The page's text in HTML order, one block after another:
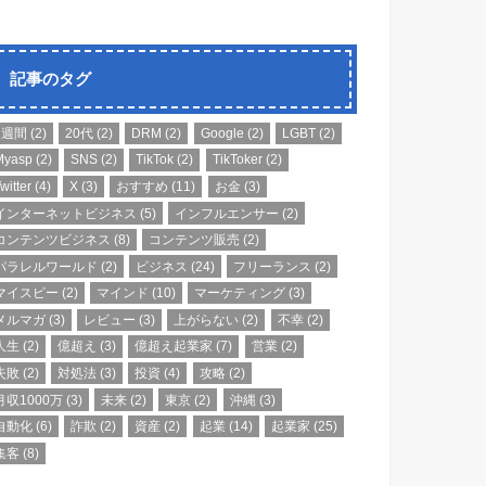
記事のタグ
間 (2) 20代 (2) DRM (2) Google (2) LGBT(2)
(2) SNS (2) TikTok (2) TikToker(2)
(4) X (3) おすすめ (11) お金 (3)
ンターネットビジネス (5) インフルエンサー (2)
ンテンツビジネス (8) コンテンツ販売 (2)
ラレルワールド (2) ビジネス (24) フリーランス (2)
イスピー (2) マインド (10) マーケティング (3)
ルマガ (3) レビュー (3) 上がらない (2) 不幸(2)
生 (2) 億超え (3) 億超え起業家 (7) 営業 (2)
敗 (2) 対処法 (3) 投資 (4) 攻略 (2)
収1000万 (3) 未来 (2) 東京 (2) 沖縄 (3)
動化 (6) 詐欺 (2) 資産 (2) 起業 (14) 起業家 (25)
客 (8)